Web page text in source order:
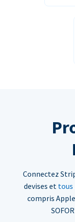
Connectez
devises et tous
compris Apple